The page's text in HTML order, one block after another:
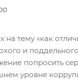
на тему «как
и
попросить
уровне